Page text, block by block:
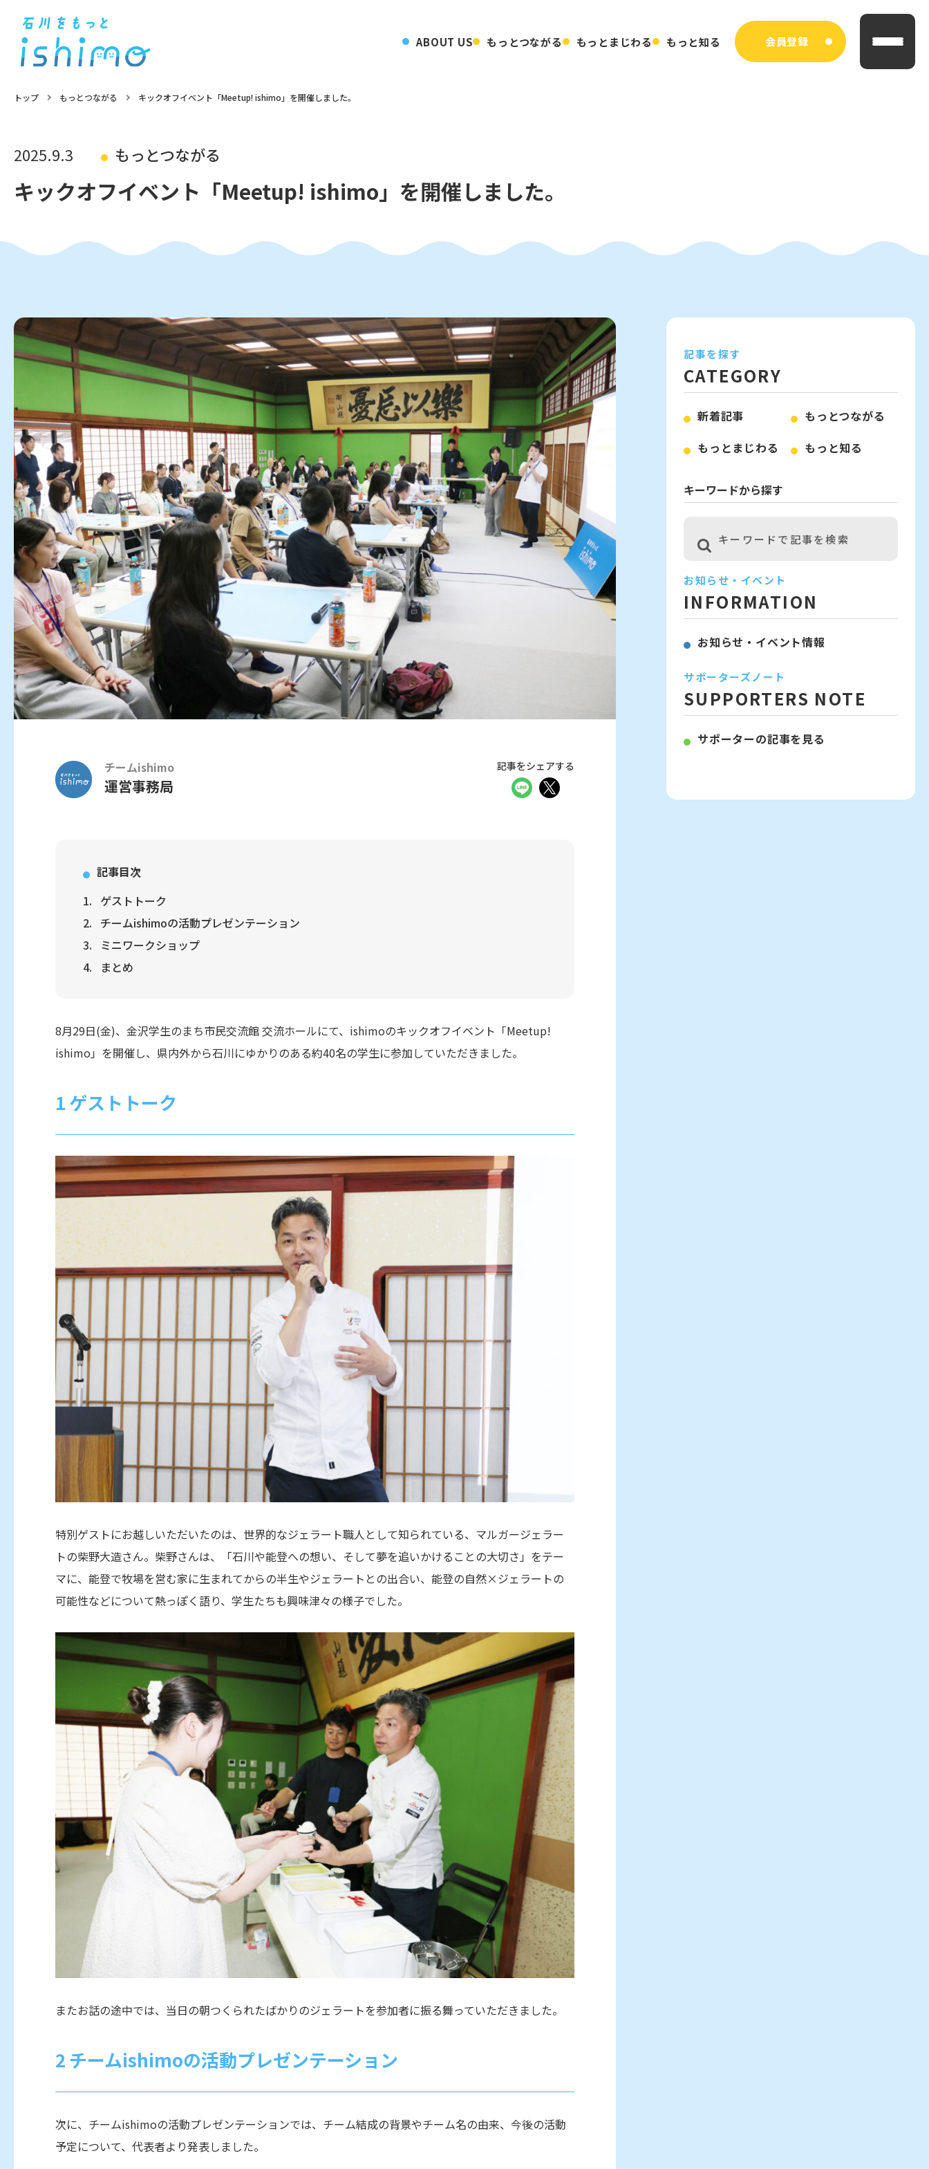
ABOUT US もっとつながる もっとまじわる もっと知る 会員登録
トップ もっとつながる キックオフイベント「Meetup! ishimo」を開催しました。
2025.9.3 もっとつながる
キックオフイベント「Meetup! ishimo」を開催しました。
チームishimo
運営事務局
記事をシェアする
記事目次
ゲストトーク
チームishimoの活動プレゼンテーション
ミニワークショップ
まとめ
8月29日(金)、金沢学生のまち市民交流館 交流ホールにて、ishimoのキックオフイベント「Meetup!
ishimo」を開催し、県内外から石川にゆかりのある約40名の学生に参加していただきました。
ゲストトーク
特別ゲストにお越しいただいたのは、世界的なジェラート職人として知られている、マルガージェラー
トの柴野大造さん。柴野さんは、「石川や能登への想い、そして夢を追いかけることの大切さ」をテー
マに、能登で牧場を営む家に生まれてからの半生やジェラートとの出合い、能登の自然×ジェラートの
可能性などについて熱っぽく語り、学生たちも興味津々の様子でした。
またお話の途中では、当日の朝つくられたばかりのジェラートを参加者に振る舞っていただきました。
チームishimoの活動プレゼンテーション
次に、チームishimoの活動プレゼンテーションでは、チーム結成の背景やチーム名の由来、今後の活動
予定について、代表者より発表しました。
記事を探す
CATEGORY
新着記事
もっとつながる
もっとまじわる
もっと知る
キーワードから探す
お知らせ・イベント
INFORMATION
お知らせ・イベント情報
サポーターズノート
SUPPORTERS NOTE
サポーターの記事を見る